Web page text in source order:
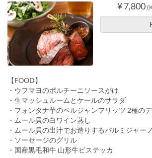
¥ 7,800
【FOOD】
・ウフマヨのポルチーニソースがけ
・生マッシュルームとケールのサラダ
・フォンタナ芋のベルジャンフリッツ 2種の
・ムール貝の白ワイン蒸し
・ムール貝の出汁でお造りするパルミジャー
・ソーセージのグリル
・国産黒毛和牛 山形牛ビステッカ